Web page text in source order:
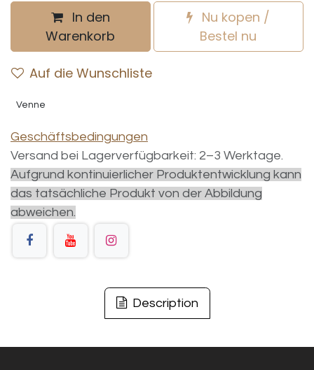
In den
Warenkorb
Nu kopen /
Bestel nu
Auf die Wunschliste
Venne
Geschäftsbedingungen
Versand bei Lagerverfügbarkeit: 2–3 Werktage.
Aufgrund kontinuierlicher Produktentwicklung kann
das tatsächliche Produkt von der Abbildung
abweichen.
Description